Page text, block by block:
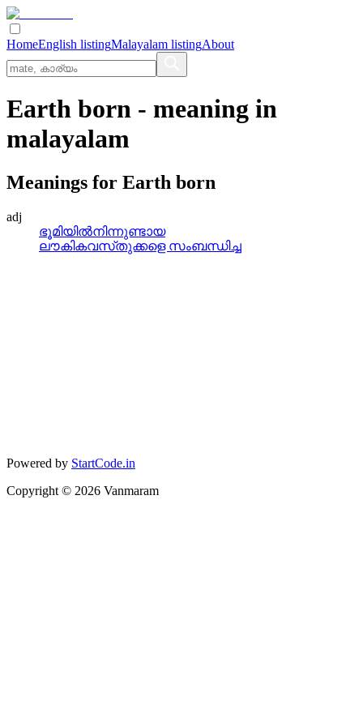
HomeEnglish listingMalayalam listingAbout
Earth born - meaning in
malayalam
Meanings for Earth born
adj
ഭൂമിയില്‍നിന്നുണ്ടായ
ലൗകികവസ്‌തുക്കളെ സംബന്ധിച്ച
Powered by StartCode.in
Copyright © 2026 Vanmaram